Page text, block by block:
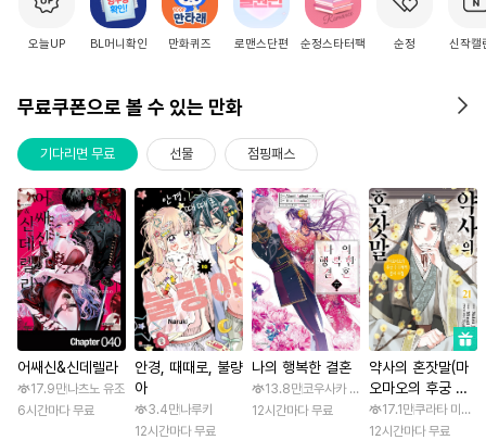
오늘UP BL머니확인 만화퀴즈 로맨스단편 순정스타터팩 순정 신작캘
무료쿠폰으로 볼 수 있는 만화
기다리면 무료 선물 점핑패스
어쌔신&신데렐라
17.9만나츠노 유조
6시간마다 무료
안경, 때때로, 불량
아
3.4만나루키
12시간마다 무료
나의 행복한 결혼
13.8만코우사카 리토 / 아기토기 아쿠미
12시간마다 무료
약사의 혼잣말(마
오마오의 후궁 수
수께끼 풀이수첩)
17.1만쿠라타 미노
12시간마다 무료